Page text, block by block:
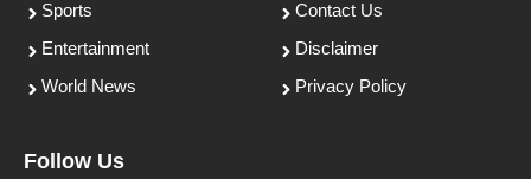
Sports
Entertainment
World News
Contact Us
Disclaimer
Privacy Policy
Follow Us